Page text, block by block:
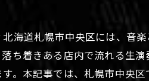
海道札幌市中央区には、音
ち着きある店内で流れる生
。本記事では、札幌市中央